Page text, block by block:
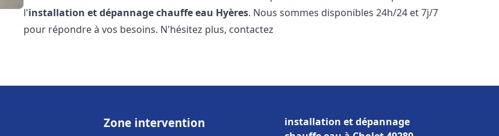
l'installation et dépannage chauffe eau Hyères. Nous sommes disponibles 24h/24 et 7j/7
pour répondre à vos besoins. N'hésitez plus, contactez
Zone intervention
installation et dépannage